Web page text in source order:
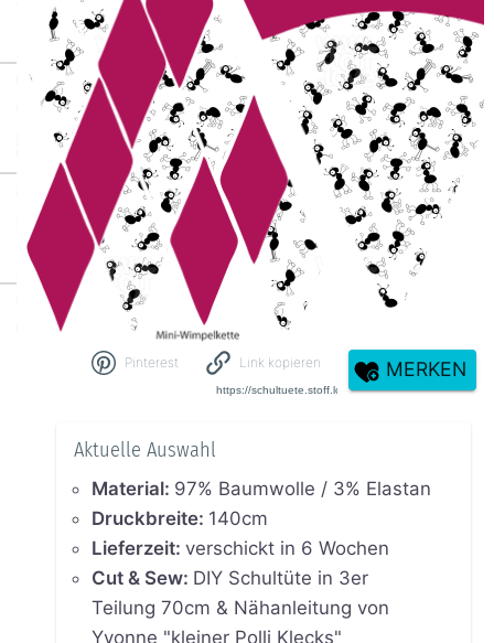
Pinterest Link kopieren MERKEN
Aktuelle Auswahl
Material: 97% Baumwolle / 3% Elastan
Druckbreite: 140cm
Lieferzeit: verschickt in 6 Wochen
Cut & Sew: DIY Schultüte in 3er
Teilung 70cm & Nähanleitung von
Yvonne "kleiner Polli Klecks"